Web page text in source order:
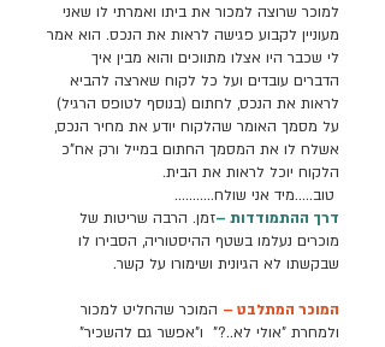
למוכר שרוצה למכור את ביתו ואמרתי לו שאני
מעוניין לקבוע פגישה לראות את הנכס. הוא אמר
לי שכבר היו אצלו מתווכים והוא מבין איך
הדברים עובדים ועל כל לקוח שארצה להביא
לראות את הנכס, לחתום (בנוסף לטופס הרגיל)
על מסמך האומר שהלקוח יודע את מחיר הנכס,
אשלח לו את המסמך החתום במייל ורק אח"כ
הלקוח יוכל לראות את הבית.
טוב.....מיד אני שולח...........
דרך ההתמודדות –זמן. הרבה שריטות של
מוכרים נעלמו בשטף ההיסטוריה, הסבירו לו
שבקשתו לא הגיונית ושימורו על קשר.
המוכר המתלבט – המוכר שהחליט למכור
ולמחרת "אולי לא..?" ו"אפשר גם להשכיר"